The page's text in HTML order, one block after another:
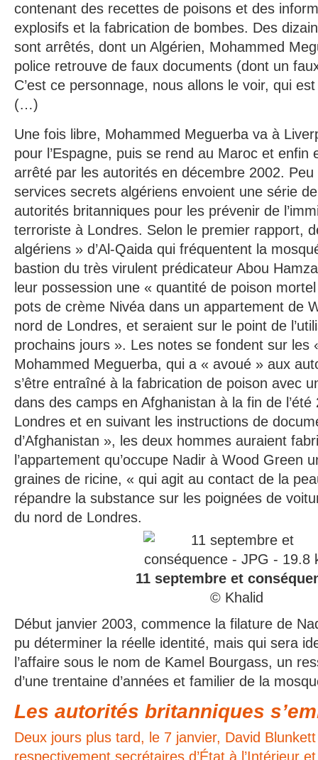
contenant des recettes de poisons et des
explosifs et la fabrication de bombes. Des
sont arrêtés, dont un Algérien, Mohammed
police retrouve de faux documents (dont un
C’est ce personnage, nous allons le voir, qui
(…)
Une fois libre, Mohammed Meguerba va à
pour l’Espagne, puis se rend au Maroc et enfin
arrêté par les autorités en décembre 2002.
services secrets algériens envoient une série
autorités britanniques pour les prévenir de
terroriste à Londres. Selon le premier rapport,
algériens » d’Al-Qaida qui fréquentent la
bastion du très virulent prédicateur Abou
leur possession une « quantité de poison
pots de crème Nivéa dans un appartement de
nord de Londres, et seraient sur le point de
prochains jours ». Les notes se fondent sur les
Mohammed Meguerba, qui a « avoué » aux
s’être entraîné à la fabrication de poison avec
dans des camps en Afghanistan à la fin de
Londres et en suivant les instructions de
d’Afghanistan », les deux hommes auraient
l’appartement qu’occupe Nadir à Wood Green
graines de ricine, « qui agit au contact de la
répandre la substance sur les poignées de
du nord de Londres.
11 septembre et
© Khalid
Début janvier 2003, commence la filature de
pu déterminer la réelle identité, mais qui sera
l’affaire sous le nom de Kamel Bourgass, un
d’une trentaine d’années et familier de la
Les autorités britanniques
Deux jours plus tard, le 7 janvier, David
respectivement secrétaires d’État à l’Intérieur